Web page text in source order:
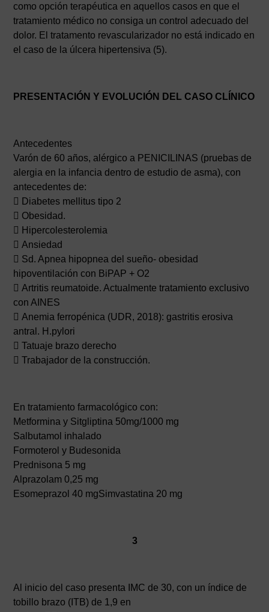
como opción terapéutica en aquellos casos en que el
tratamiento médico no consiga un control adecuado del
dolor. El tratamento revascularizador no está indicado en
el caso de la úlcera hipertensiva (5).
PRESENTACIÓN Y EVOLUCIÓN DEL CASO CLÍNICO
Antecedentes
Varón de 60 años, alérgico a PENICILINAS (pruebas de
alergia en la infancia dentro de estudio de asma), con
antecedentes de:
 Diabetes mellitus tipo 2
 Obesidad.
 Hipercolesterolemia
 Ansiedad
 Sd. Apnea hipopnea del sueño- obesidad
hipoventilación con BiPAP + O2
 Artritis reumatoide. Actualmente tratamiento exclusivo
con AINES
 Anemia ferropénica (UDR, 2018): gastritis erosiva
antral. H.pylori
 Tatuaje brazo derecho
 Trabajador de la construcción.
En tratamiento farmacológico con:
Metformina y Sitgliptina 50mg/1000 mg
Salbutamol inhalado
Formoterol y Budesonida
Prednisona 5 mg
Alprazolam 0,25 mg
Esomeprazol 40 mgSimvastatina 20 mg
3
Al inicio del caso presenta IMC de 30, con un índice de
tobillo brazo (ITB) de 1,9 en